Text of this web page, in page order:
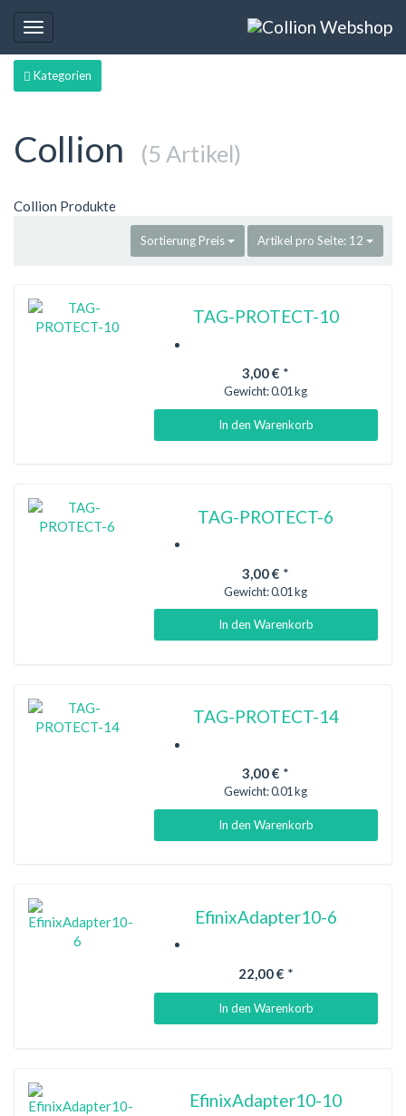
Toggle
navigation
Kategorien
Collion (5 Artikel)
Collion Produkte
Sortierung Preis Artikel pro Seite: 12
TAG-PROTECT-10
3,00 € *
Gewicht:0.01 kg
In den Warenkorb
TAG-PROTECT-6
3,00 € *
Gewicht:0.01 kg
In den Warenkorb
TAG-PROTECT-14
3,00 € *
Gewicht:0.01 kg
In den Warenkorb
EfinixAdapter10-6
22,00 € *
In den Warenkorb
EfinixAdapter10-10